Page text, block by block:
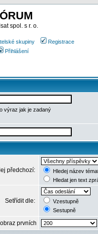
spol. s r. o.
skupiny
Registrace
Přihlášení
výraz jak je zadaný
předchozí:
Hledej název
Hledat jen text
Setřídit dle:
Vzestupně
Sestupně
prvních